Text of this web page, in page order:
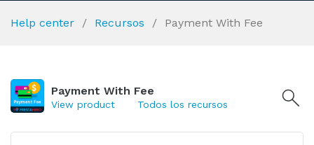
Help center Recursos Payment With Fee
Payment With Fee
View product Todos los recursos